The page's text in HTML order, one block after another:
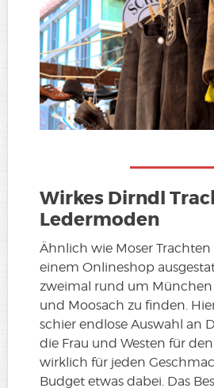
Wirkes Dirndl
Ledermoden
Ähnlich wie Moser
einem Onlineshop
zweimal rund um
und Moosach zu finden.
schier endlose Auswahl an
die Frau und Westen für
wirklich für jeden
Budget etwas dabei. Das